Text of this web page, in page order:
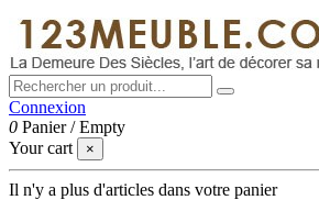
Connexion
0 Panier /Empty
Your cart
×
Il n'y a plus d'articles dans votre panier